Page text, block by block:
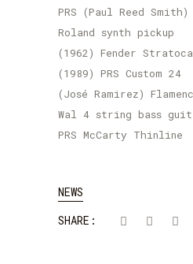
PRS (Paul Reed
Roland synth pickup
(1962) Fender
(1989) PRS Custom 24
(José Ramirez)
Wal 4 string bass
PRS McCarty Thinline
NEWS
SHARE: